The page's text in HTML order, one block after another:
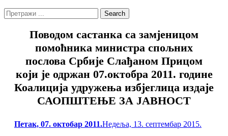
Search
Search
for:
Поводом састанка са замјеницом
помоћника министра спољних
послова Србије Слађаном Прицом
који је одржан 07.октобра 2011. године
Коалиција удружења избјеглица издаје
САОПШТЕЊЕ ЗА ЈАВНОСТ
Posted
Петак, 07. октобар 2011.Недеља, 13. септембар 2015.